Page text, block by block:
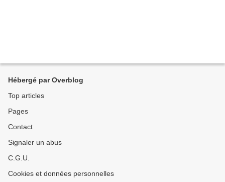
Hébergé par Overblog
Top articles
Pages
Contact
Signaler un abus
C.G.U.
Cookies et données personnelles